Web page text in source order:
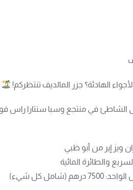
الهادئة؟ جزر المالديف تنتظركم!
ويز إير من أبو ظبي
والطائرة المائية
(شامل كل شيء)